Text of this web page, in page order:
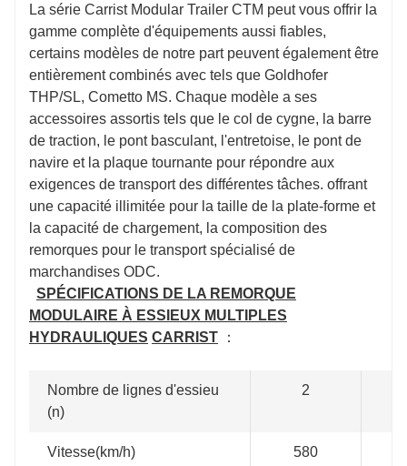
La série Carrist Modular Trailer CTM peut vous offrir la
gamme complète d'équipements aussi fiables,
certains modèles de notre part peuvent également être
entièrement combinés avec tels que Goldhofer
THP/SL, Cometto MS. Chaque modèle a ses
accessoires assortis tels que le col de cygne, la barre
de traction, le pont basculant, l'entretoise, le pont de
navire et la plaque tournante pour répondre aux
exigences de transport des différentes tâches. offrant
une capacité illimitée pour la taille de la plate-forme et
la capacité de chargement, la composition des
remorques pour le transport spécialisé de
marchandises ODC.
SPÉCIFICATIONS DE LA REMORQUE
MODULAIRE À ESSIEUX MULTIPLES
HYDRAULIQUES CARRIST ：
Nombre de lignes d'essieu
(n)
2
Vitesse(km/h) 580